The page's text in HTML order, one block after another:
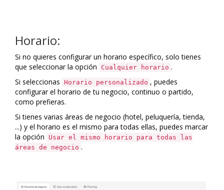
Horario:
Si no quieres configurar un horario específico, solo tienes
que seleccionar la opción
Cualquier horario .
Si seleccionas Horario personalizado , puedes
configurar el horario de tu negocio, continuo o partido,
como prefieras.
Si tienes varias áreas de negocio (hotel, peluquería, tienda,
...) y el horario es el mismo para todas ellas, puedes marcar
la opción
Usar el mismo horario para todas las
áreas de negocio .